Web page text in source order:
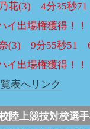
花(3) 4分35秒
場権獲得！！
(3) 9分55秒51
場権獲得！！
表へリンク
陸上競技対校選